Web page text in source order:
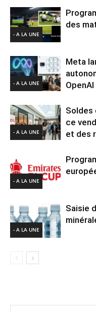
- A LA UNE
des
- A LA UNE
Meta
- A LA UNE
Soldes
ce
et des
- A LA UNE
- A LA UNE
Saisie